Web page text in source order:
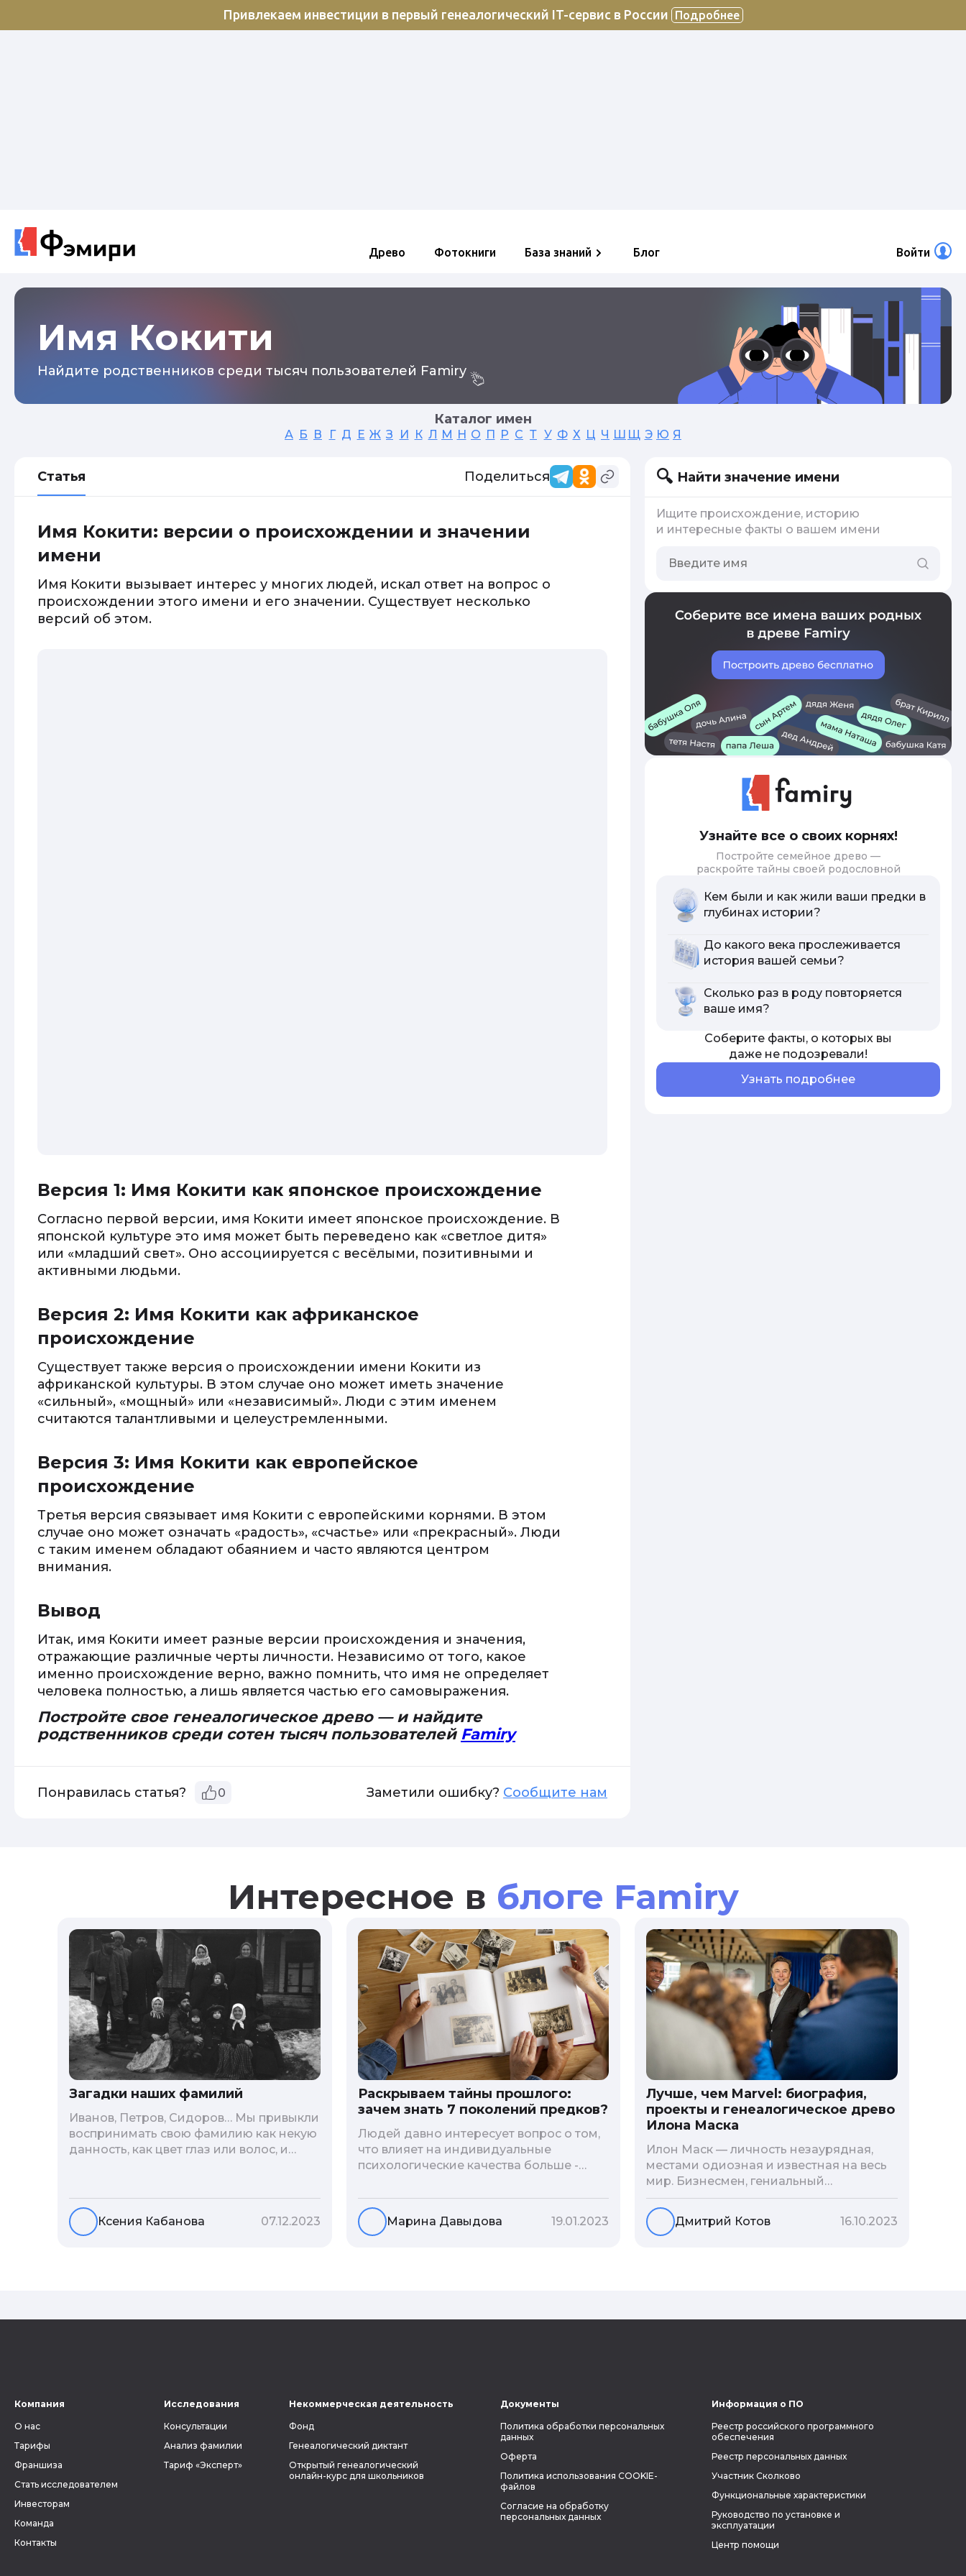
Привлекаем инвестиции в первый генеалогический IT-сервис в России Подробнее
Древо Фотокниги База знаний Блог Войти
Имя Кокити
Найдите родственников среди тысяч пользователей Famiry
Каталог имен
А Б В Г Д Е Ж З И К Л М Н О П Р С Т У Ф Х Ц Ч Ш Щ Э Ю Я
Статья Поделиться
Имя Кокити: версии о происхождении и значении
имени
Имя Кокити вызывает интерес у многих людей, искал ответ на вопрос о
происхождении этого имени и его значении. Существует несколько
версий об этом.
Версия 1: Имя Кокити как японское происхождение
Согласно первой версии, имя Кокити имеет японское происхождение. В
японской культуре это имя может быть переведено как «светлое дитя»
или «младший свет». Оно ассоциируется с весёлыми, позитивными и
активными людьми.
Версия 2: Имя Кокити как африканское
происхождение
Существует также версия о происхождении имени Кокити из
африканской культуры. В этом случае оно может иметь значение
«сильный», «мощный» или «независимый». Люди с этим именем
считаются талантливыми и целеустремленными.
Версия 3: Имя Кокити как европейское
происхождение
Третья версия связывает имя Кокити с европейскими корнями. В этом
случае оно может означать «радость», «счастье» или «прекрасный». Люди
с таким именем обладают обаянием и часто являются центром
внимания.
Вывод
Итак, имя Кокити имеет разные версии происхождения и значения,
отражающие различные черты личности. Независимо от того, какое
именно происхождение верно, важно помнить, что имя не определяет
человека полностью, а лишь является частью его самовыражения.
Постройте свое генеалогическое древо — и найдите
родственников среди сотен тысяч пользователей Famiry
Понравилась статья? 0 Заметили ошибку? Сообщите нам
Найти значение имени
Ищите происхождение, историю
и интересные факты о вашем имени
Узнайте все о своих корнях!
Постройте семейное древо —
раскройте тайны своей родословной
Кем были и как жили ваши предки в
глубинах истории?
До какого века прослеживается
история вашей семьи?
Сколько раз в роду повторяется
ваше имя?
Соберите факты, о которых вы
даже не подозревали!
Узнать подробнее
Интересное в блоге Famiry
Загадки наших фамилий
Иванов, Петров, Сидоров… Мы привыкли
воспринимать свою фамилию как некую
данность, как цвет глаз или волос, и
неблагозвучной или, наоборот,
«дворянской» фамилией, и какие
секреты она может раскрыть о судьбе
Ксения Кабанова 07.12.2023
Раскрываем тайны прошлого:
зачем знать 7 поколений предков?
Людей давно интересует вопрос о том,
что влияет на индивидуальные
психологические качества больше -
человека. В астрологической практике
существует понятие геноскоп - влияние
семи поколений предков на судьбу
Марина Давыдова 19.01.2023
Лучше, чем Marvel: биография,
проекты и генеалогическое древо
Илона Маска
Илон Маск — личность незаурядная,
местами одиозная и известная на весь
мир. Бизнесмен, гениальный
изобретатель и миллиардер, живой
прообраз экранного Железного
человека — настоящий супергерой в
поделиться с читателями блога фактами
Дмитрий Котов 16.10.2023
Компания
О нас
Тарифы
Франшиза
Стать исследователем
Инвесторам
Команда
Контакты
Исследования
Консультации
Анализ фамилии
Тариф «Эксперт»
Некоммерческая деятельность
Фонд
Генеалогический диктант
Открытый генеалогический
онлайн-курс для школьников
Документы
Политика обработки персональных
данных
Оферта
Политика использования COOKIE-
файлов
Согласие на обработку
персональных данных
Информация о ПО
Реестр российского программного
обеспечения
Реестр персональных данных
Участник Сколково
Функциональные характеристики
Руководство по установке и
эксплуатации
Центр помощи